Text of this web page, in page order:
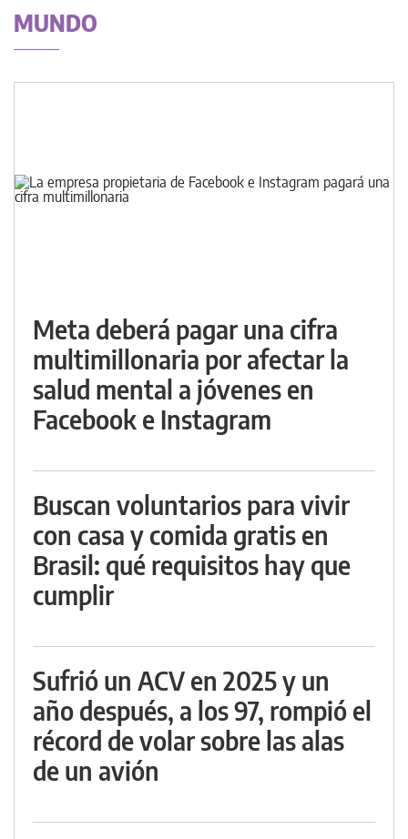
MUNDO
Meta deberá pagar una cifra
multimillonaria por afectar la
salud mental a jóvenes en
Facebook e Instagram
Buscan voluntarios para vivir
con casa y comida gratis en
Brasil: qué requisitos hay que
cumplir
Sufrió un ACV en 2025 y un
año después, a los 97, rompió el
récord de volar sobre las alas
de un avión